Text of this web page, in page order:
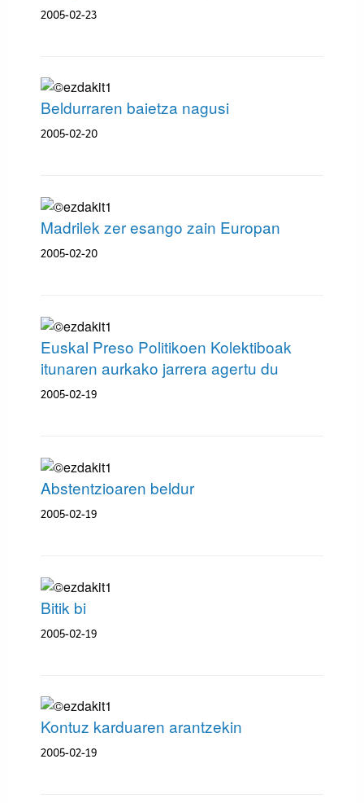
2005-02-23
Beldurraren baietza nagusi
2005-02-20
Madrilek zer esango zain Europan
2005-02-20
Euskal Preso Politikoen Kolektiboak
itunaren aurkako jarrera agertu du
2005-02-19
Abstentzioaren beldur
2005-02-19
Bitik bi
2005-02-19
Kontuz karduaren arantzekin
2005-02-19